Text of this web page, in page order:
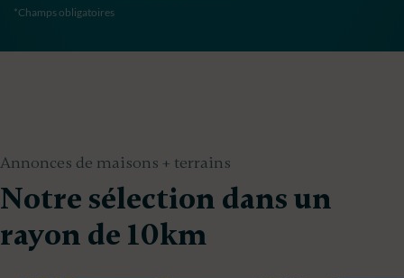
*Champs obligatoires
Annonces de maisons + terrains
Notre sélection dans un
rayon de 10km